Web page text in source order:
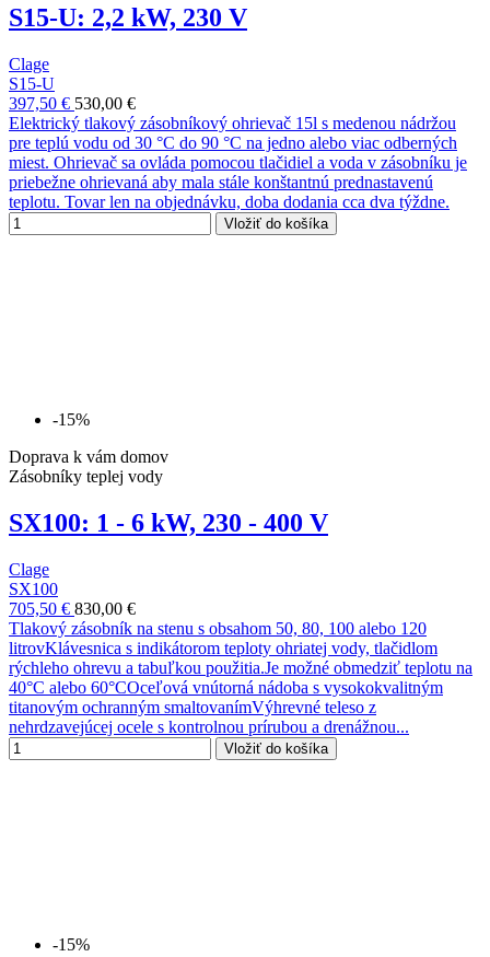
S15-U: 2,2 kW, 230 V
Clage
S15-U
397,50 € 530,00 €
Elektrický tlakový zásobníkový ohrievač 15l s medenou nádržou
pre teplú vodu od 30 °C do 90 °C na jedno alebo viac odberných
miest. Ohrievač sa ovláda pomocou tlačidiel a voda v zásobníku je
priebežne ohrievaná aby mala stále konštantnú prednastavenú
teplotu. Tovar len na objednávku, doba dodania cca dva týždne.
Vložiť do košíka
-15%
Doprava k vám domov
Zásobníky teplej vody
SX100: 1 - 6 kW, 230 - 400 V
Clage
SX100
705,50 € 830,00 €
Tlakový zásobník na stenu s obsahom 50, 80, 100 alebo 120
litrovKlávesnica s indikátorom teploty ohriatej vody, tlačidlom
rýchleho ohrevu a tabuľkou použitia.Je možné obmedziť teplotu na
40°C alebo 60°COceľová vnútorná nádoba s vysokokvalitným
titanovým ochranným smaltovanímVýhrevné teleso z
nehrdzavejúcej ocele s kontrolnou prírubou a drenážnou...
Vložiť do košíka
-15%